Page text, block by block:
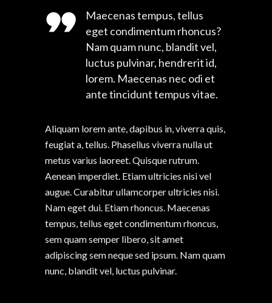
Maecenas tempus, tellus
eget condimentum rhoncus?
Nam quam nunc, blandit vel,
luctus pulvinar, hendrerit id,
lorem. Maecenas nec odi et
ante tincidunt tempus vitae.
Aliquam lorem ante, dapibus in, viverra quis,
feugiat a, tellus. Phasellus viverra nulla ut
metus varius laoreet. Quisque rutrum.
Aenean imperdiet. Etiam ultricies nisi vel
augue. Curabitur ullamcorper ultricies nisi.
Nam eget dui. Etiam rhoncus. Maecenas
tempus, tellus eget condimentum rhoncus,
sem quam semper libero, sit amet
adipiscing sem neque sed ipsum. Nam quam
nunc, blandit vel, luctus pulvinar.